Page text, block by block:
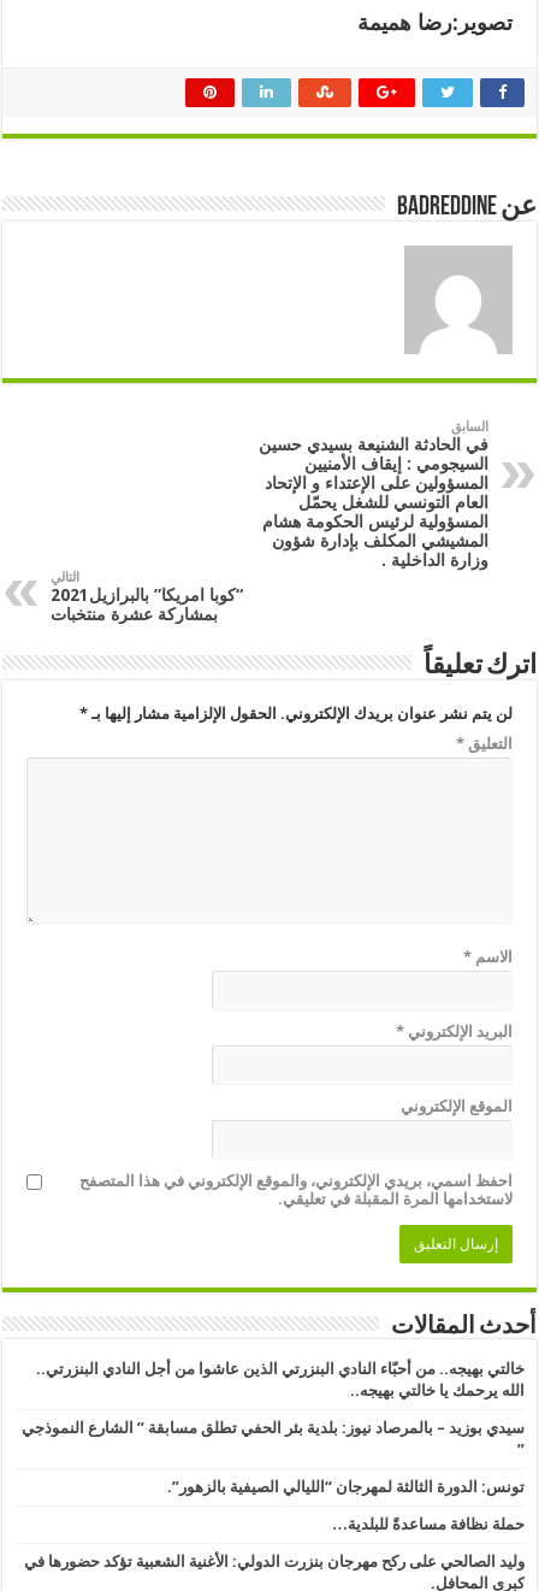
تصوير:رضا هميمة
عن badreddine
السابق
في الحادثة الشنيعة بسيدي حسين
السيجومي : إيقاف الأمنيين
المسؤولين على الإعتداء و الإتحاد
العام التونسي للشغل يحمّل
المسؤولية لرئيس الحكومة هشام
المشيشي المكلف بإدارة شؤون
وزارة الداخلية .
التالي
“كوبا امريكا” بالبرازيل2021
بمشاركة عشرة منتخبات
اترك تعليقاً
لن يتم نشر عنوان بريدك الإلكتروني. الحقول الإلزامية مشار إليها بـ*
التعليق*
الاسم*
البريد الإلكتروني*
الموقع الإلكتروني
احفظ اسمي، بريدي الإلكتروني، والموقع الإلكتروني في هذا المتصفح
لاستخدامها المرة المقبلة في تعليقي.
أحدث المقالات
خالتي بهيجه.. من أحبّاء النادي البنزرتي الذين عاشوا من أجل النادي البنزرتي..
الله يرحمك يا خالتي بهيجه..
سيدي بوزيد – بالمرصاد نيوز: بلدية بئر الحفي تطلق مسابقة ” الشارع النموذجي
” ​
تونس: الدورة الثالثة لمهرجان “الليالي الصيفية بالزهور”.
حملة نظافة مساعدةً للبلدية…
وليد الصالحي على ركح مهرجان بنزرت الدولي: الأغنية الشعبية تؤكد حضورها في
كبرى المحافل.